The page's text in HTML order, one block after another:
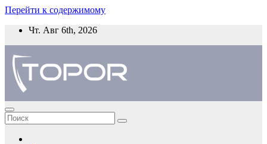
Перейти к содержимому
Чт. Авг 6th, 2026